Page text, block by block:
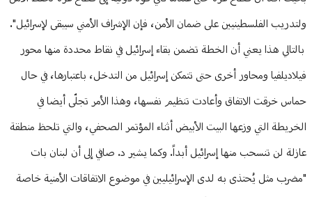
ولتدريب الفلسطينيين على ضمان الأمن، فإن الإشراف الأمني سيبقى لإسرائيل".
بالتالي هذا يعني أن الخطة تضمن بقاء إسرائيل في نقاط محددة منها محور
فيلاديلفيا ومحاور أخرى حتى تتمكن إسرائيل من التدخل، باعتبارها، في حال
حماس خرقت الاتفاق وأعادت تنظيم نفسها، وهذا الأمر تجلّى أيضا في
الخريطة التي وزعها البيت الأبيض أثناء المؤتمر الصحفي، والتي تلحظ منطقة
عازلة لن تنسحب منها إسرائيل أبداً. وكما يشير د. صافي إلى أن لبنان بات
"مضرب مثل يُحتذى به لدى الإسرائيليين في موضوع الاتفاقات الأمنية خاصة